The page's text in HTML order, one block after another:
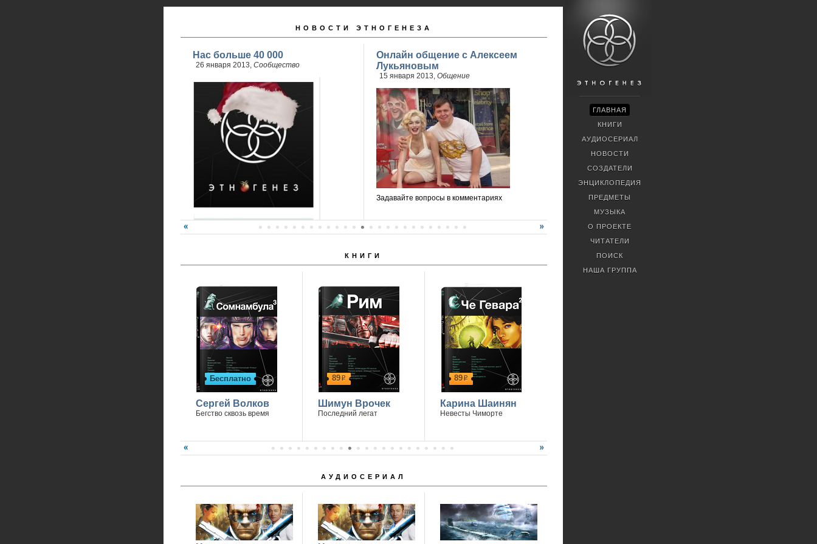
НОВОСТИ ЭТНОГЕНЕЗА
Нас больше 40 000
26 января 2013, Сообщество
Спасибо, что вы с нами.
Онлайн общение с Алексеем
Лукьяновым
15 января 2013, Общение
Задавайте вопросы в комментариях
КНИГИ
Бесплатно
Сергей Волков
Бегство сквозь время
89р
Шимун Врочек
Последний легат
89р
Карина Шаинян
Невесты Чиморте
АУДИОСЕРИАЛ
ГЛАВНАЯ
КНИГИ
АУДИОСЕРИАЛ
НОВОСТИ
СОЗДАТЕЛИ
ЭНЦИКЛОПЕДИЯ
ПРЕДМЕТЫ
МУЗЫКА
О ПРОЕКТЕ
ЧИТАТЕЛИ
ПОИСК
НАША ГРУППА